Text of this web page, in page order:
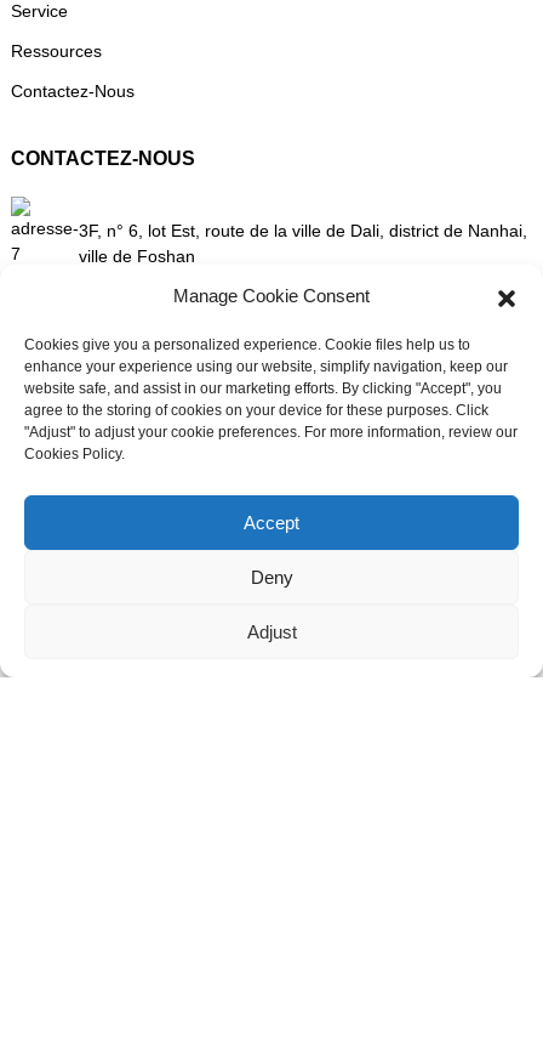
Discutez avec nous maintenant
Service
Ressources
Contactez-Nous
CONTACTEZ-NOUS
3F, n° 6, lot Est, route de la ville de Dali, district de Nanhai,
ville de Foshan
+86 13336496652
Manage Cookie Consent
Cookies give you a personalized experience. Cookie files help us to
enhance your experience using our website, simplify navigation, keep our
website safe, and assist in our marketing efforts. By clicking "Accept", you
agree to the storing of cookies on your device for these purposes. Click
"Adjust" to adjust your cookie preferences. For more information, review our
Cookies Policy.
Accept
Deny
Adjust